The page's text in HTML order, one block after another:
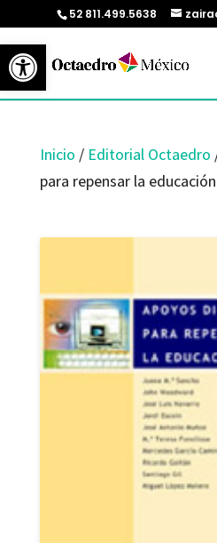
Abrir barra de herramientas
52 811.499.5638
Inicio / Editorial Octaedro
para repensar la